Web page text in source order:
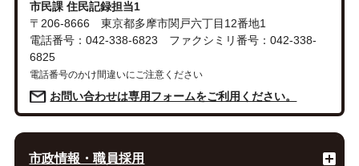
市民課 住民記録担当1
〒206-8666 東京都多摩市関戸六丁目12番地1
電話番号：042-338-6823 ファクシミリ番号：042-338-
6825
電話番号のかけ間違いにご注意ください
お問い合わせは専用フォームをご利用ください。
市政情報・職員採用